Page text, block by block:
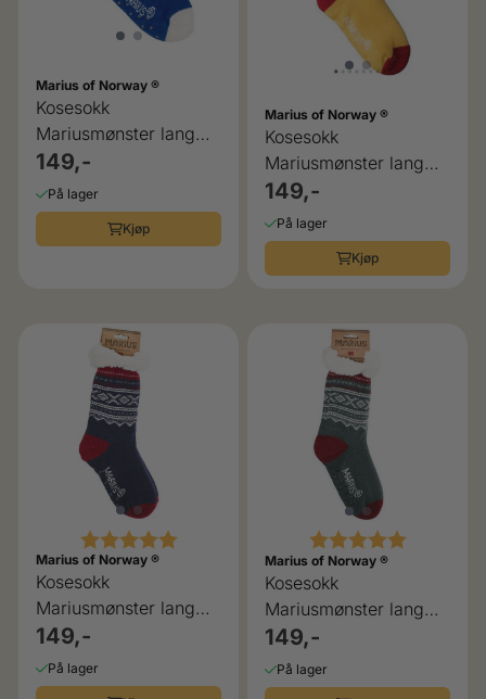
Marius of Norway ®
Kosesokk
Mariusmønster lang
havblå
149,-
På lager
Kjøp
Marius of Norway ®
Kosesokk
Mariusmønster lang
Påskegul
149,-
På lager
Kjøp
Karakter: 5.0 av 5 mulige
Marius of Norway ®
Kosesokk
Mariusmønster lang
blå
149,-
På lager
Karakter: 5.0 av 5
Marius of Norway ®
Kosesokk
Mariusmønster lang
grå
149,-
På lager